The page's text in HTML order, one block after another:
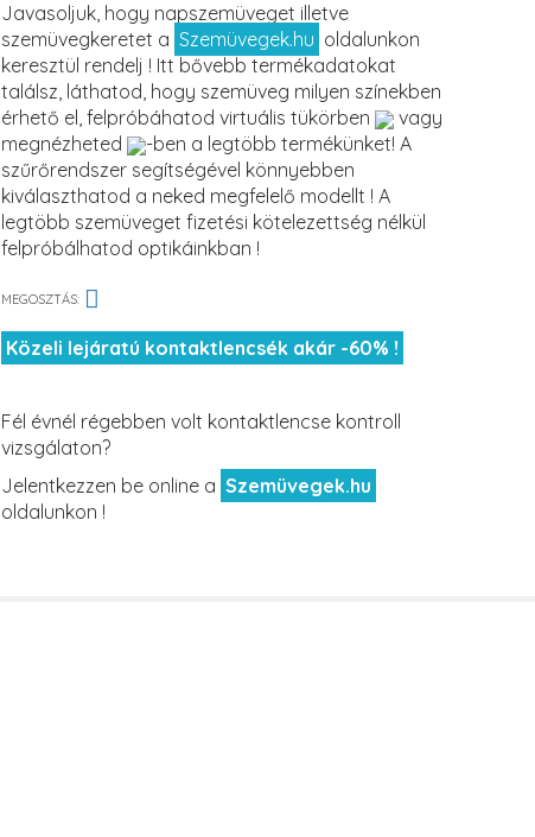
Javasoljuk, hogy napszemüveget illetve
szemüvegkeretet a Szemüvegek.hu oldalunkon
keresztül rendelj ! Itt bővebb termékadatokat
találsz, láthatod, hogy szemüveg milyen színekben
érhető el, felpróbáhatod virtuális tükörben
vagy
megnézheted
-ben a legtöbb termékünket! A
szűrőrendszer segítségével könnyebben
kiválaszthatod a neked megfelelő modellt ! A
legtöbb szemüveget fizetési kötelezettség nélkül
felpróbálhatod optikáinkban !
MEGOSZTÁS:
Közeli lejáratú kontaktlencsék akár -60% !
Fél évnél régebben volt kontaktlencse kontroll
vizsgálaton?
Jelentkezzen be online a Szemüvegek.hu
oldalunkon !